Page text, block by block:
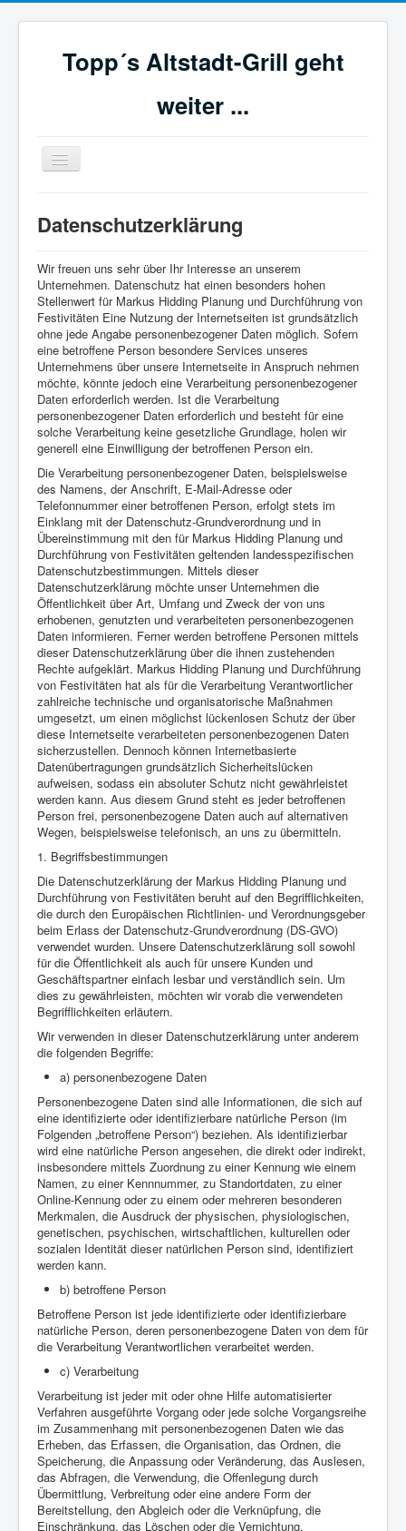
Topp´s Altstadt-Grill geht
weiter ...
Navigation
an/aus
Impressum
Datenschutz
Datenschutzerklärung
Wir freuen uns sehr über Ihr Interesse an unserem
Unternehmen. Datenschutz hat einen besonders hohen
Stellenwert für Markus Hidding Planung und Durchführung von
Festivitäten Eine Nutzung der Internetseiten ist grundsätzlich
ohne jede Angabe personenbezogener Daten möglich. Sofern
eine betroffene Person besondere Services unseres
Unternehmens über unsere Internetseite in Anspruch nehmen
möchte, könnte jedoch eine Verarbeitung personenbezogener
Daten erforderlich werden. Ist die Verarbeitung
personenbezogener Daten erforderlich und besteht für eine
solche Verarbeitung keine gesetzliche Grundlage, holen wir
generell eine Einwilligung der betroffenen Person ein.
Die Verarbeitung personenbezogener Daten, beispielsweise
des Namens, der Anschrift, E-Mail-Adresse oder
Telefonnummer einer betroffenen Person, erfolgt stets im
Einklang mit der Datenschutz-Grundverordnung und in
Übereinstimmung mit den für Markus Hidding Planung und
Durchführung von Festivitäten geltenden landesspezifischen
Datenschutzbestimmungen. Mittels dieser
Datenschutzerklärung möchte unser Unternehmen die
Öffentlichkeit über Art, Umfang und Zweck der von uns
erhobenen, genutzten und verarbeiteten personenbezogenen
Daten informieren. Ferner werden betroffene Personen mittels
dieser Datenschutzerklärung über die ihnen zustehenden
Rechte aufgeklärt. Markus Hidding Planung und Durchführung
von Festivitäten hat als für die Verarbeitung Verantwortlicher
zahlreiche technische und organisatorische Maßnahmen
umgesetzt, um einen möglichst lückenlosen Schutz der über
diese Internetseite verarbeiteten personenbezogenen Daten
sicherzustellen. Dennoch können Internetbasierte
Datenübertragungen grundsätzlich Sicherheitslücken
aufweisen, sodass ein absoluter Schutz nicht gewährleistet
werden kann. Aus diesem Grund steht es jeder betroffenen
Person frei, personenbezogene Daten auch auf alternativen
Wegen, beispielsweise telefonisch, an uns zu übermitteln.
1. Begriffsbestimmungen
Die Datenschutzerklärung der Markus Hidding Planung und
Durchführung von Festivitäten beruht auf den Begrifflichkeiten,
die durch den Europäischen Richtlinien- und Verordnungsgeber
beim Erlass der Datenschutz-Grundverordnung (DS-GVO)
verwendet wurden. Unsere Datenschutzerklärung soll sowohl
für die Öffentlichkeit als auch für unsere Kunden und
Geschäftspartner einfach lesbar und verständlich sein. Um
dies zu gewährleisten, möchten wir vorab die verwendeten
Begrifflichkeiten erläutern.
Wir verwenden in dieser Datenschutzerklärung unter anderem
die folgenden Begriffe:
a) personenbezogene Daten
Personenbezogene Daten sind alle Informationen, die sich auf
eine identifizierte oder identifizierbare natürliche Person (im
Folgenden „betroffene Person“) beziehen. Als identifizierbar
wird eine natürliche Person angesehen, die direkt oder indirekt,
insbesondere mittels Zuordnung zu einer Kennung wie einem
Namen, zu einer Kennnummer, zu Standortdaten, zu einer
Online-Kennung oder zu einem oder mehreren besonderen
Merkmalen, die Ausdruck der physischen, physiologischen,
genetischen, psychischen, wirtschaftlichen, kulturellen oder
sozialen Identität dieser natürlichen Person sind, identifiziert
werden kann.
b) betroffene Person
Betroffene Person ist jede identifizierte oder identifizierbare
natürliche Person, deren personenbezogene Daten von dem für
die Verarbeitung Verantwortlichen verarbeitet werden.
c) Verarbeitung
Verarbeitung ist jeder mit oder ohne Hilfe automatisierter
Verfahren ausgeführte Vorgang oder jede solche Vorgangsreihe
im Zusammenhang mit personenbezogenen Daten wie das
Erheben, das Erfassen, die Organisation, das Ordnen, die
Speicherung, die Anpassung oder Veränderung, das Auslesen,
das Abfragen, die Verwendung, die Offenlegung durch
Übermittlung, Verbreitung oder eine andere Form der
Bereitstellung, den Abgleich oder die Verknüpfung, die
Einschränkung, das Löschen oder die Vernichtung.